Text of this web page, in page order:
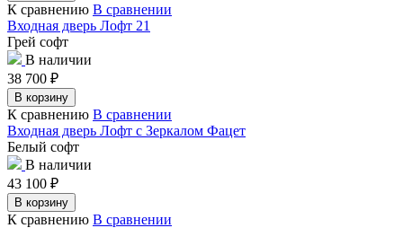
К сравнению В сравнении
Входная дверь Лофт 21
Грей софт
В наличии
38 700 ₽
В корзину
К сравнению В сравнении
Входная дверь Лофт с Зеркалом Фацет
Белый софт
В наличии
43 100 ₽
В корзину
К сравнению В сравнении